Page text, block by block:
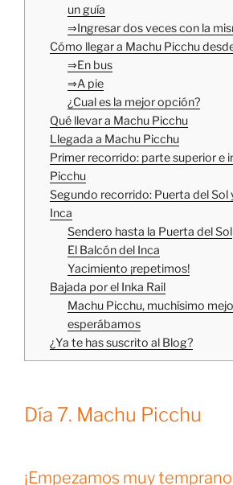
un guía
⇒Ingresar dos veces con la
Cómo llegar a Machu Picchu
⇒En bus
⇒A pie
¿Cual es la mejor opción?
Qué llevar a Machu Picchu
Llegada a Machu Picchu
Primer recorrido: parte superior e
Picchu
Segundo recorrido: Puerta del Sol
Inca
Sendero hasta la Puerta del Sol
El Balcón del Inca
Yacimiento ¡repetimos!
Bajada por el Inka Rail
Machu Picchu, muchísimo
esperábamos
¿Ya te has suscrito al Blog?
Día 7. Machu Picchu
¡Empezamos muy